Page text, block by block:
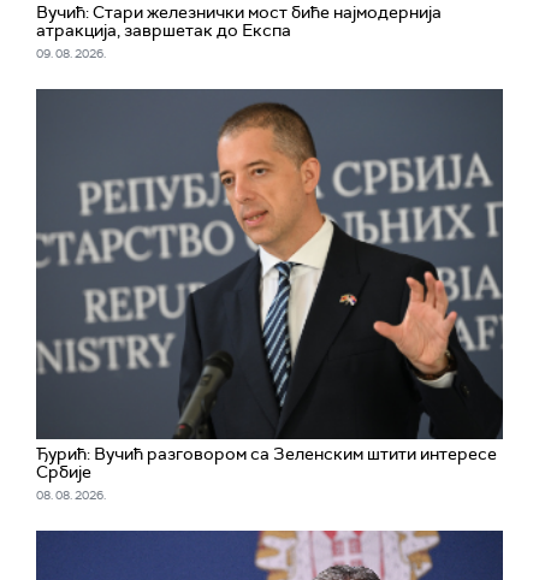
Вучић: Стари железнички мост биће најмодернија
атракција, завршетак до Експа
09. 08. 2026.
Ђурић: Вучић разговором са Зеленским штити интересе
Србије
08. 08. 2026.